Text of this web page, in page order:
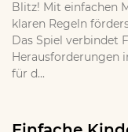
Blitz! Mit einfachen
klaren Regeln
Das Spiel verbindet
Herausforderungen
für d...